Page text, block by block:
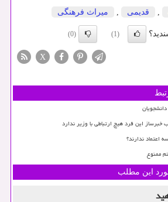
, قدیمی , میراث فرهنگی
(1)
(0)
X
این فرد هیچ ارتباطی با وزیر ندارد
اعتماد ندارند؟
ممنوع
این مطلب